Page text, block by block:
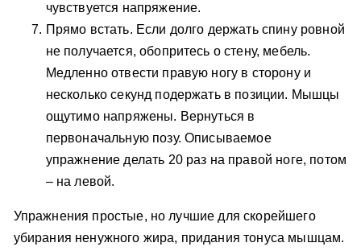
чувствуется напряжение.
Прямо встать. Если долго держать спину ровной
не получается, обопритесь о стену, мебель.
Медленно отвести правую ногу в сторону и
несколько секунд подержать в позиции. Мышцы
ощутимо напряжены. Вернуться в
первоначальную позу. Описываемое
упражнение делать 20 раз на правой ноге, потом
– на левой.
Упражнения простые, но лучшие для скорейшего
убирания ненужного жира, придания тонуса мышцам.